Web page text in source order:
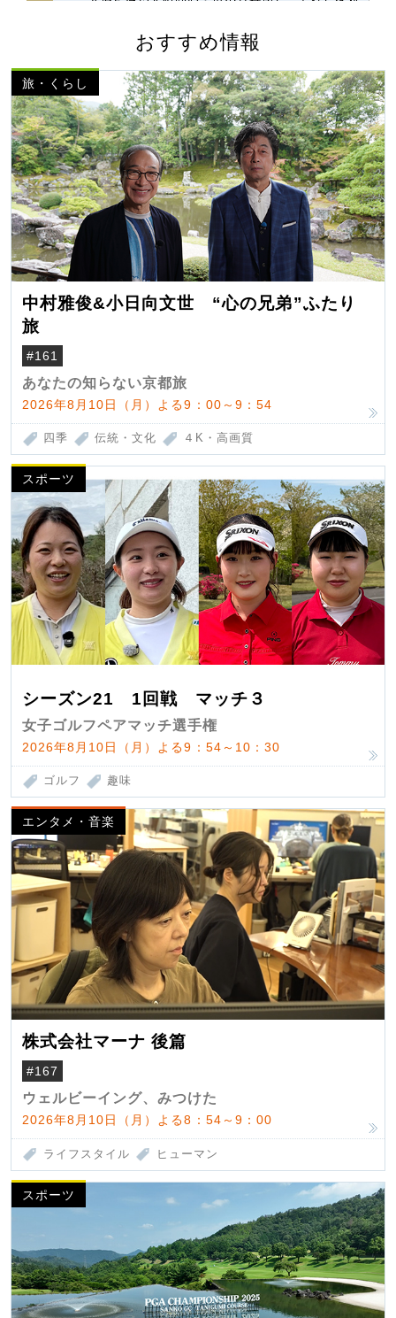
おすすめ情報
旅・くらし
中村雅俊&小日向文世 “心の兄弟”ふたり
旅
#161
あなたの知らない京都旅
2026年8月10日（月）よる9：00～9：54
四季 伝統・文化 ４K・高画質
スポーツ
シーズン21 1回戦 マッチ３
女子ゴルフペアマッチ選手権
2026年8月10日（月）よる9：54～10：30
ゴルフ 趣味
エンタメ・音楽
株式会社マーナ 後篇
#167
ウェルビーイング、みつけた
2026年8月10日（月）よる8：54～9：00
ライフスタイル ヒューマン
スポーツ